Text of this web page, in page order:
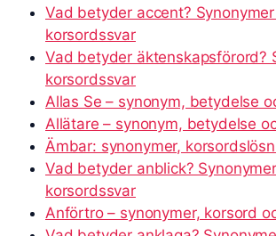
Vad betyder accent?
korsordssvar
Vad betyder äktenskapsförord?
korsordssvar
Allas Se – synonym, betydelse
Allätare – synonym, betydelse
Ämbar: synonymer,
Vad betyder anblick?
korsordssvar
Anförtro – synonymer, korsord